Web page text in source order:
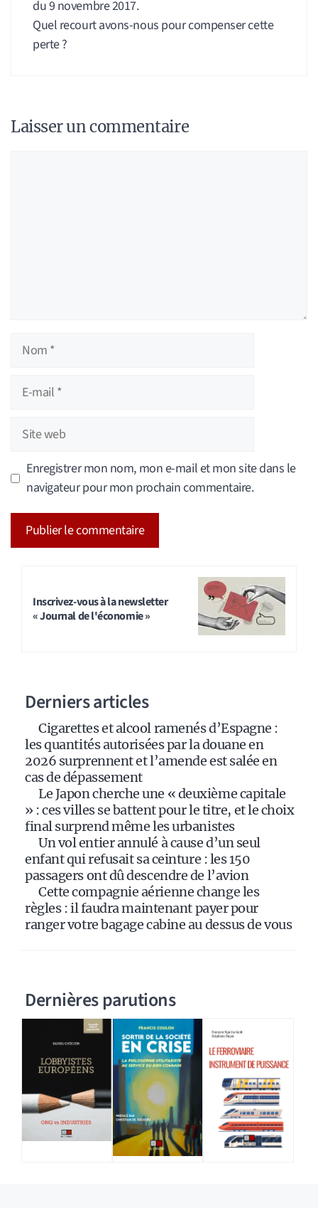
du 9 novembre 2017.
Quel recourt avons-nous pour compenser cette
perte ?
Laisser un commentaire
Nom
Site
web
Enregistrer mon nom, mon e-mail et mon site dans le
navigateur pour mon prochain commentaire.
Inscrivez-vous à la newsletter
« Journal de l'économie »
Derniers articles
Cigarettes et alcool ramenés d’Espagne :
les quantités autorisées par la douane en
2026 surprennent et l’amende est salée en
cas de dépassement
Le Japon cherche une « deuxième capitale
» : ces villes se battent pour le titre, et le choix
final surprend même les urbanistes
Un vol entier annulé à cause d’un seul
enfant qui refusait sa ceinture : les 150
passagers ont dû descendre de l’avion
Cette compagnie aérienne change les
règles : il faudra maintenant payer pour
ranger votre bagage cabine au dessus de vous
Dernières parutions